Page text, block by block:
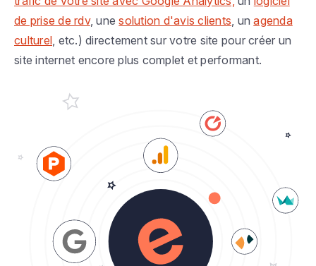
de prise de rdv, unesolution d'avis clients, unagenda
culturel, etc.) directement sur votre site pour créer un
site internet encore plus complet et performant.